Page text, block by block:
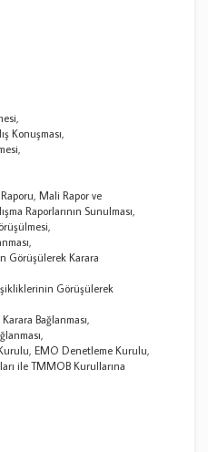
Konuşması,
Mali Rapor ve
Raporlarının Sunulması,
Görüşülerek Karara
Görüşülerek
Bağlanması,
EMO Denetleme Kurulu,
ile TMMOB Kurullarına